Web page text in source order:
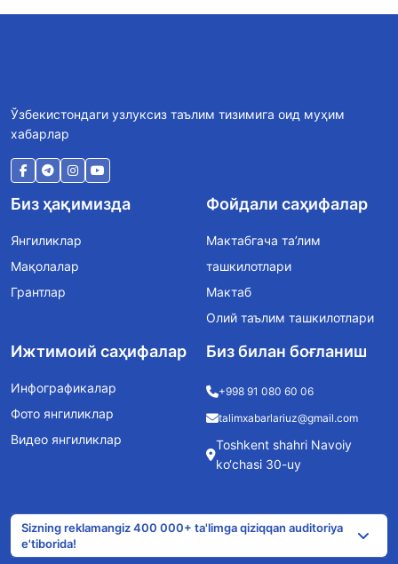
Ўзбекистондаги узлуксиз таълим тизимига оид муҳим
хабарлар
Биз ҳақимизда
Янгиликлар
Мақолалар
Грантлар
Фойдали саҳифалар
Мактабгача та’лим
ташкилотлари
Мактаб
Олий таълим ташкилотлари
Ижтимоий саҳифалар
Инфографикалар
Фото янгиликлар
Видео янгиликлар
Биз билан боғланиш
+998 91 080 60 06
talimxabarlariuz@gmail.com
Toshkent shahri Navoiy
ko‘chasi 30-uy
Sizning reklamangiz 400 000+ ta'limga qiziqqan auditoriya
e'tiborida!